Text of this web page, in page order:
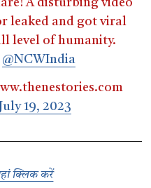
A disturbing video
leaked and got viral
level of humanity.
@NCWIndia
July 19, 2023
क्लिक करें